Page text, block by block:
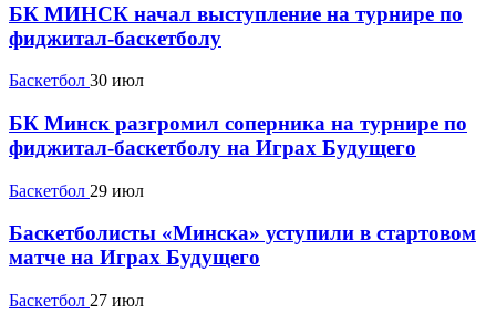
БК МИНСК начал выступление на турнире по
фиджитал-баскетболу
Баскетбол 30 июл
БК Минск разгромил соперника на турнире по
фиджитал-баскетболу на Играх Будущего
Баскетбол 29 июл
Баскетболисты «Минска» уступили в стартовом
матче на Играх Будущего
Баскетбол 27 июл